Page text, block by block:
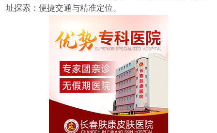
址探索：便捷交通与精准定位。